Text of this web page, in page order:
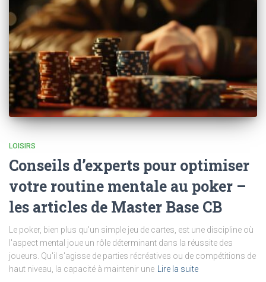
LOISIRS
Conseils d’experts pour optimiser
votre routine mentale au poker –
les articles de Master Base CB
Le poker, bien plus qu'un simple jeu de cartes, est une discipline où
l'aspect mental joue un rôle déterminant dans la réussite des
joueurs. Qu'il s'agisse de parties récréatives ou de compétitions de
haut niveau, la capacité à maintenir une
Lire la suite